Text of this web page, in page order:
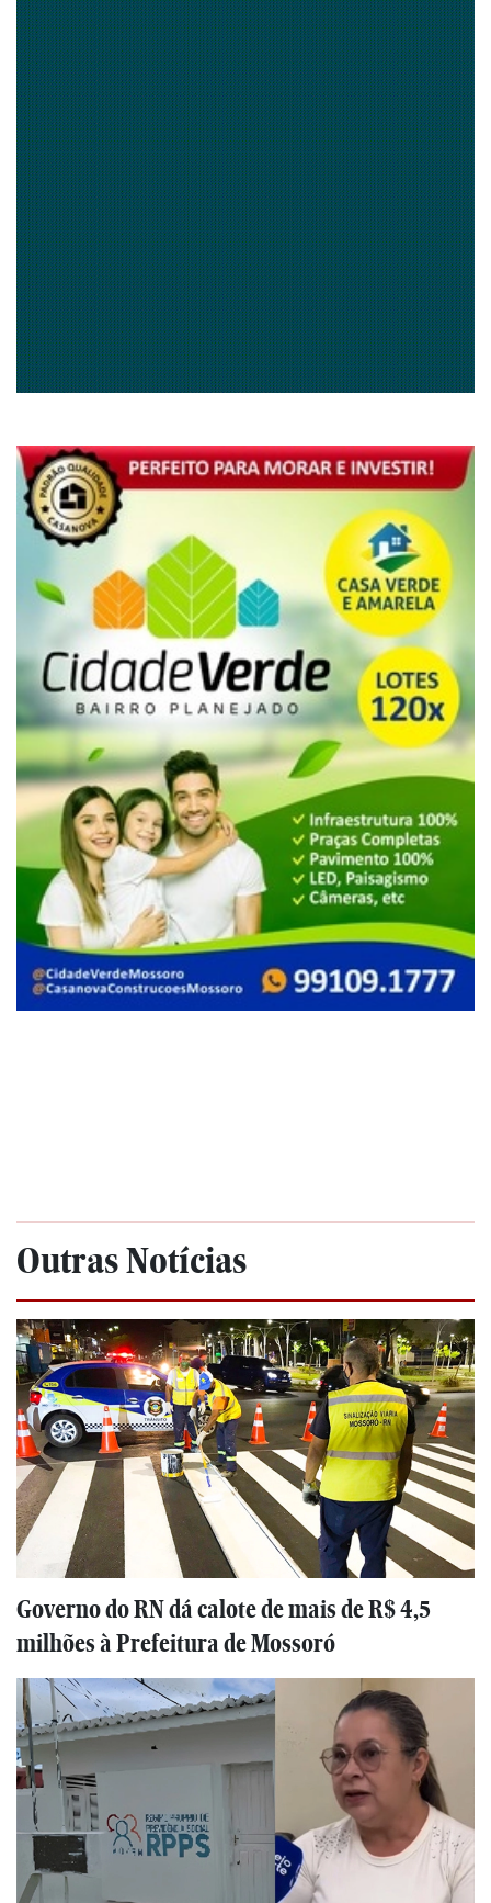
Outras Notícias
Governo do RN dá calote de mais de R$ 4,5
milhões à Prefeitura de Mossoró